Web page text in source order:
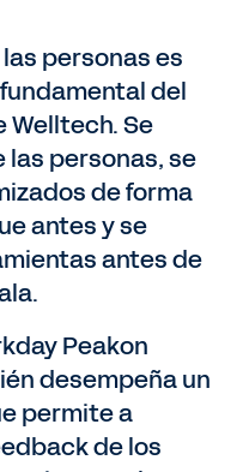
personas es
del
Welltech. Se
las personas, se
de forma
antes y se
antes de
Peakon
desempeña un
permite a
de los